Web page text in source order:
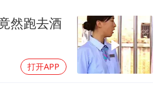
于东来直播和胖东来核心团队开会
上海大部迎大暴雨
《龙餐馆》 冲奖
然跑去酒
打开APP